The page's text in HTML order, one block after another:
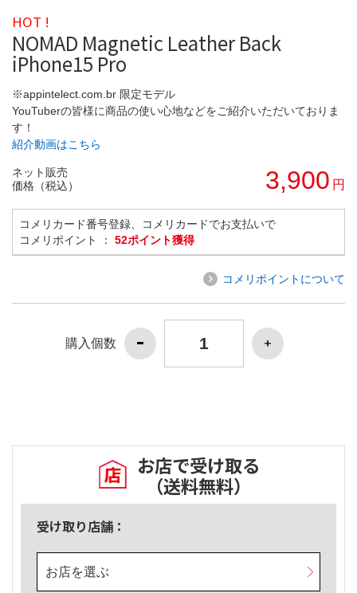
HOT !
NOMAD Magnetic Leather Back
iPhone15 Pro
※appintelect.com.br 限定モデル
YouTuberの皆様に商品の使い心地などをご紹介いただいておりま
す！
紹介動画はこちら
ネット販売
価格（税込）
3,900 円
コメリカード番号登録、コメリカードでお支払いで
コメリポイント ： 52ポイント獲得
コメリポイントについて
購入個数
お店で受け取る
（送料無料）
受け取り店舗：
お店を選ぶ